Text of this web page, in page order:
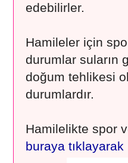
edebilirler.
Hamileler için
durumlar suların
doğum tehlikesi
durumlardır.
Hamilelikte spor
buraya tıklayarak